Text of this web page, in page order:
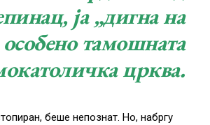
ја „дигна на
особено тамошната
црква.
беше непознат. Но, набргу